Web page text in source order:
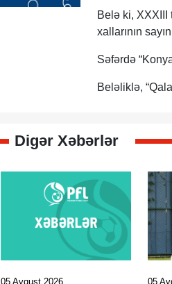
Belə ki, XXXIII
xallarının
Səfərdə
Beləliklə,
Digər Xəbərlər
05 Avqust 2026 05